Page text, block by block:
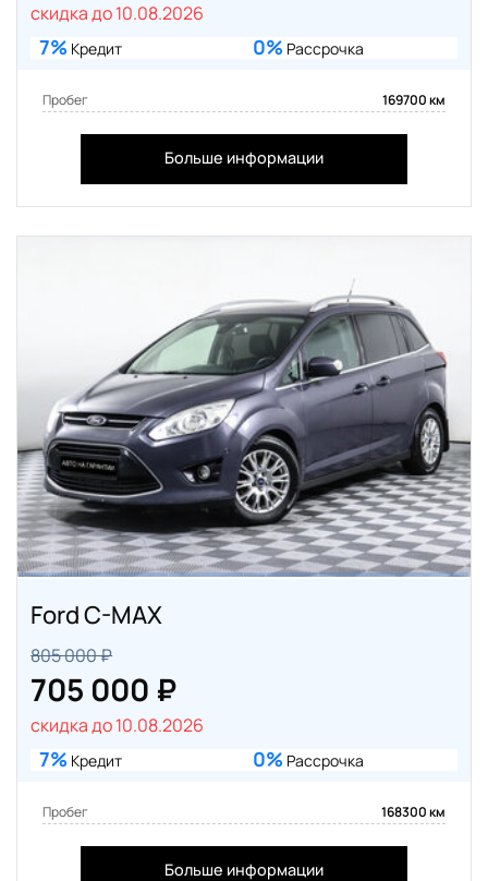
скидка до 10.08.2026
7% Кредит 0% Рассрочка
Пробег 169700 км
Больше информации
Ford C-MAX
805 000 ₽
705 000 ₽
скидка до 10.08.2026
7% Кредит 0% Рассрочка
Пробег 168300 км
Больше информации